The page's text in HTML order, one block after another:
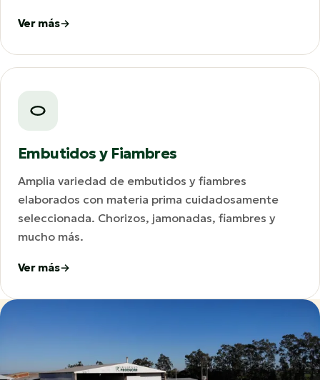
Ver más
Embutidos y Fiambres
Amplia variedad de embutidos y fiambres
elaborados con materia prima cuidadosamente
seleccionada. Chorizos, jamonadas, fiambres y
mucho más.
Ver más